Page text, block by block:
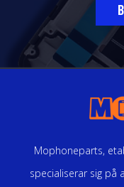
Mophoneparts,
specialiserar sig på